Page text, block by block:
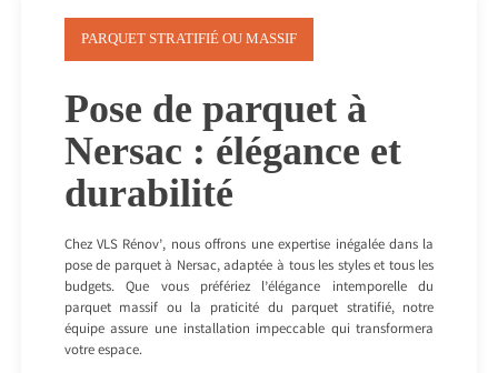
PARQUET STRATIFIÉ OU MASSIF
Pose de parquet à
Nersac : élégance et
durabilité
Chez VLS Rénov’, nous offrons une expertise inégalée dans la
pose de parquet à Nersac, adaptée à tous les styles et tous les
budgets. Que vous préfériez l’élégance intemporelle du
parquet massif ou la praticité du parquet stratifié, notre
équipe assure une installation impeccable qui transformera
votre espace.